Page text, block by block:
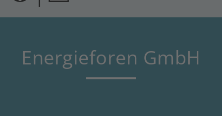
Energieforen GmbH